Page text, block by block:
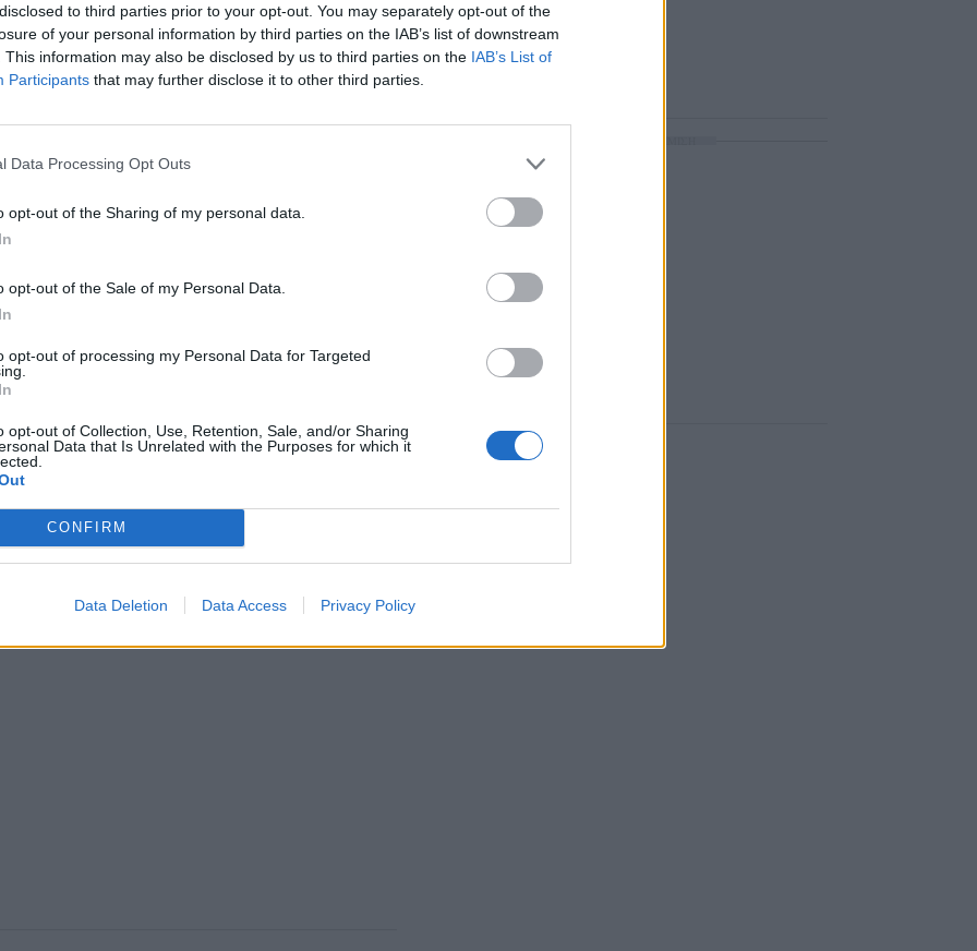
to third parties prior to your opt-out. You may separately opt-out of the
of your personal information by third parties on the IAB’s list of downstream
This information may also be disclosed by us to third parties on the IAB’s List of
Participants that may further disclose it to other third parties.
Data Processing Opt Outs
opt-out of the Sharing of my personal data.
opt-out of the Sale of my Personal Data.
opt-out of processing my Personal Data for Targeted
opt-out of Collection, Use, Retention, Sale, and/or Sharing
Data that Is Unrelated with the Purposes for which it
CONFIRM
Data Deletion Data Access Privacy Policy
στα εκπαιδευτικά του καθήκοντα,
γλαφυρό, κέρδισε τη θέση του ανάμεσα
και τον τιμητικό τίτλο «Δάσκαλος».
ΔΙΑΦΗΜΙΣΗ